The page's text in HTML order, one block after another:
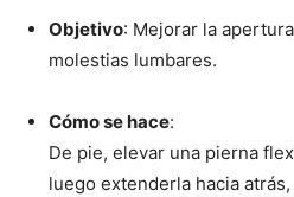
Objetivo: Mejorar la
molestias lumbares.
Cómo se hace:
De pie, elevar una pierna
luego extenderla hacia